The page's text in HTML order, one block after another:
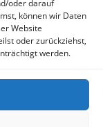
oder darauf
können wir Daten
Website
oder zurückziehst,
werden.